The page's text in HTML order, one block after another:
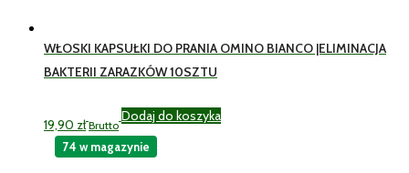
WŁOSKI KAPSUŁKI DO PRANIA OMINO BIANCO |ELIMINACJA
BAKTERII ZARAZKÓW 10SZTU
19,90 zł Brutto
Dodaj do koszyka
74 w magazynie